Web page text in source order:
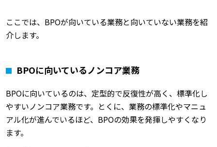
ここでは、BPOが向いている業務と向いていない業務を紹
介します。
BPOに向いているノンコア業務
BPOに向いているのは、定型的で反復性が高く、標準化し
やすいノンコア業務です。とくに、業務の標準化やマニュ
アル化が進んでいるほど、BPOの効果を発揮しやすくなり
ます。